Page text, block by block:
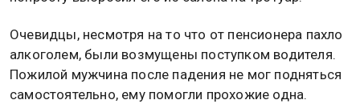
Очевидцы, несмотря на то что от пенсионера пахло
алкоголем, были возмущены поступком водителя.
Пожилой мужчина после падения не мог подняться
самостоятельно, ему помогли прохожие одна.